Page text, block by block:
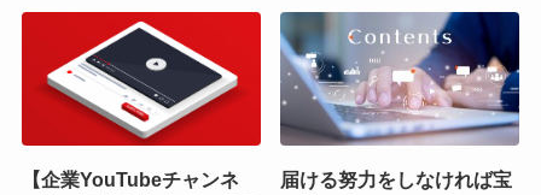
【企業YouTubeチャンネ
届ける努力をしなければ宝